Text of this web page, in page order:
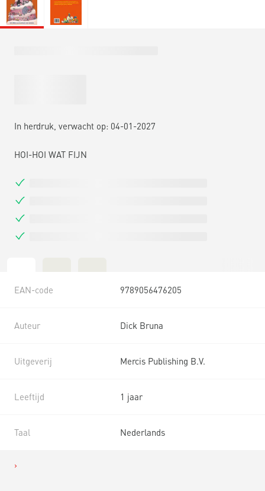
In herdruk, verwacht op: 04-01-2027
HOI-HOI WAT FIJN
EAN-code 9789056476205
Auteur Dick Bruna
Uitgeverij Mercis Publishing B.V.
Leeftijd 1 jaar
Taal Nederlands